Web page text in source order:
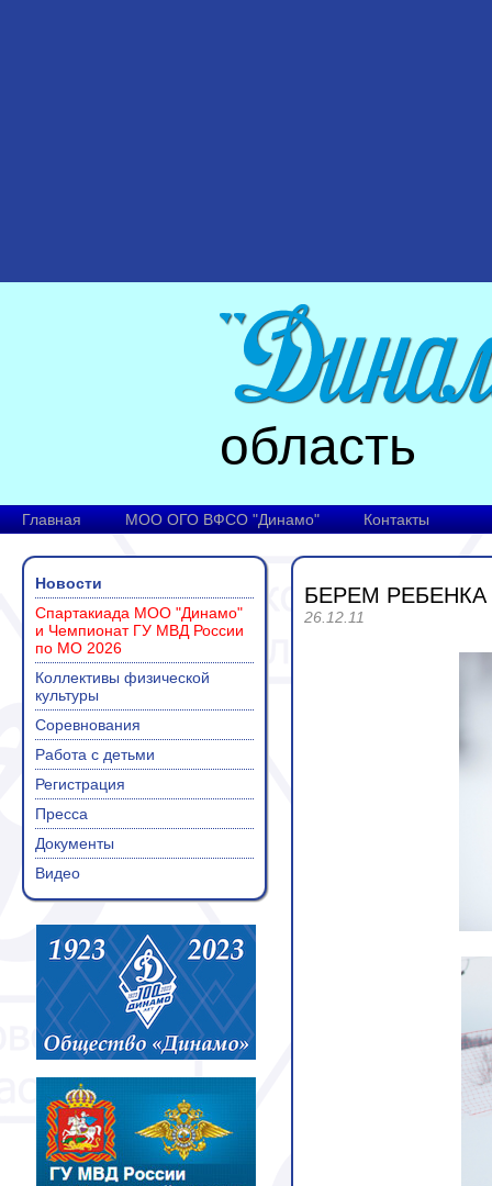
область
Главная МОО ОГО ВФСО "Динамо" Контакты
Новости
Спартакиада МОО "Динамо"
и Чемпионат ГУ МВД России
по МО 2026
Коллективы физической
культуры
Соревнования
Работа с детьми
Регистрация
Пресса
Документы
Видео
БЕРЕМ
26.12.11